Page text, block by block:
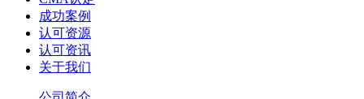
成功案例
认可资源
认可资讯
关于我们